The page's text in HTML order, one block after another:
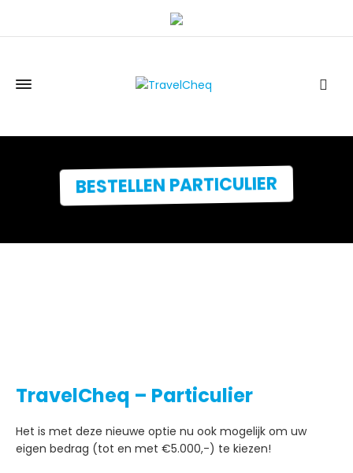
BESTELLEN PARTICULIER
TravelCheq – Particulier
Het is met deze nieuwe optie nu ook mogelijk om uw
eigen bedrag (tot en met €5.000,-) te kiezen!